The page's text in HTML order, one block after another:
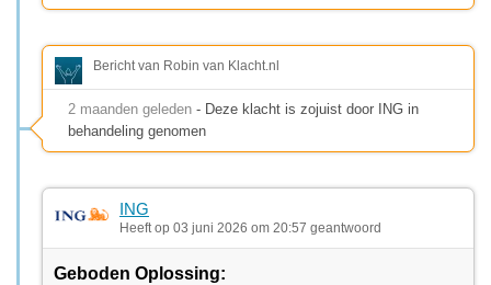
Bericht van Robin van Klacht.nl
2 maanden geleden - Deze klacht is zojuist door ING in
behandeling genomen
ING
Heeft op 03 juni 2026 om 20:57 geantwoord
Geboden Oplossing: